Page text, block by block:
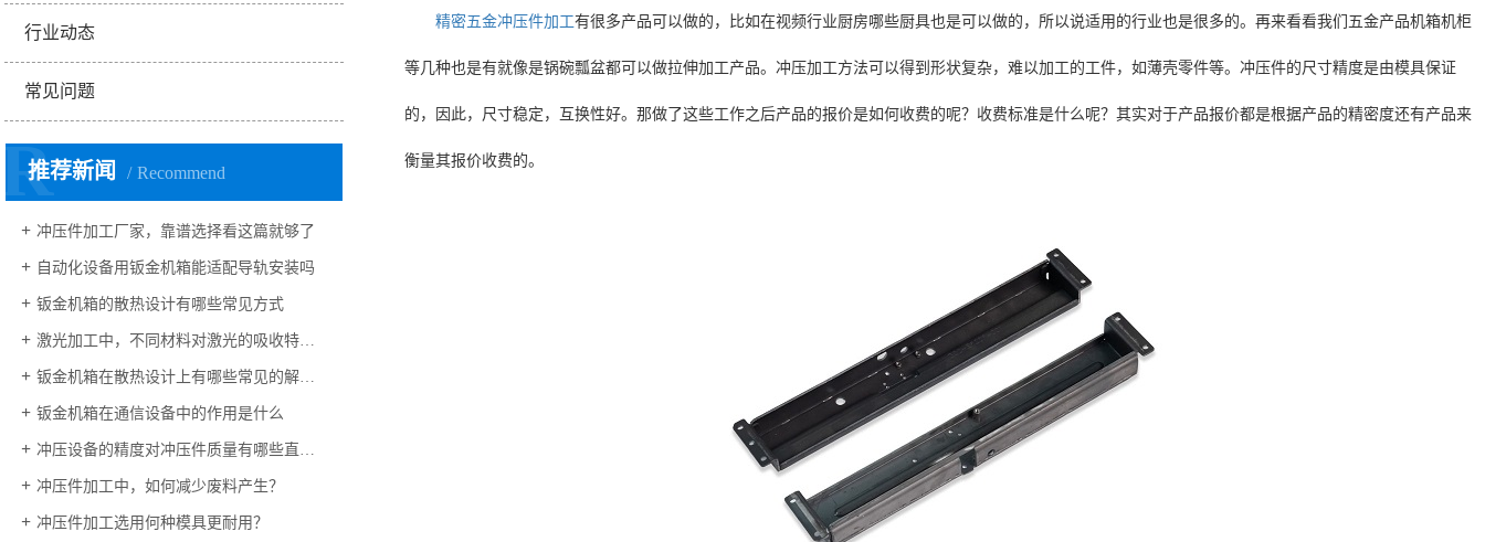
行业动态
常见问题
推荐新闻 Recommend
R
冲压件加工厂家，靠谱选择看这篇就够了
自动化设备用钣金机箱能适配导轨安装吗
钣金机箱的散热设计有哪些常见方式
激光加工中，不同材料对激光的吸收特性有何差异？
钣金机箱在散热设计上有哪些常见的解决方案？
钣金机箱在通信设备中的作用是什么
冲压设备的精度对冲压件质量有哪些直接影响
冲压件加工中，如何减少废料产生？
冲压件加工选用何种模具更耐用？
精密五金冲压件加工有很多产品可以做的，比如在视频行业厨房哪些厨具也是可以做的，所以说适用的行业也是很多的。再来看看我们五金产品机箱机柜
等几种也是有就像是锅碗瓢盆都可以做拉伸加工产品。冲压加工方法可以得到形状复杂，难以加工的工件，如薄壳零件等。冲压件的尺寸精度是由模具保证
的，因此，尺寸稳定，互换性好。那做了这些工作之后产品的报价是如何收费的呢？收费标准是什么呢？其实对于产品报价都是根据产品的精密度还有产品来
衡量其报价收费的。